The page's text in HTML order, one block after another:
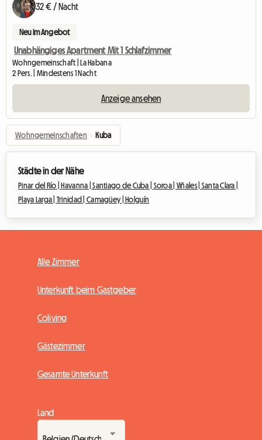
32 € / Nacht
Neu im Angebot
Unabhängiges Apartment Mit 1 Schlafzimmer
Wohngemeinschaft | La Habana
2 Pers. | Mindestens 1 Nacht
Anzeige ansehen
Wohngemeinschaften › Kuba
Städte in der Nähe
Pinar del Río | Havanna |Santiago de Cuba | Soroa | Viñales | Santa Clara |
Playa Larga | Trinidad |Camagüey | Holguín
Alle Zimmer
Unterkunft beim Gastgeber
Coliving
Gästezimmer
Gesamte Unterkunft
Land